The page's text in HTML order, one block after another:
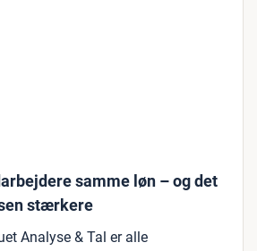
samme løn – og det
stærkere
Analyse & Tal er alle